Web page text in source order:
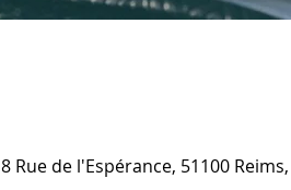
Rue de l'Espérance, 51100